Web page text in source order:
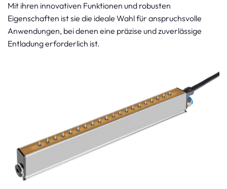
Mit ihren innovativen Funktionen und robusten
Eigenschaften ist sie die ideale Wahl für anspruchsvolle
Anwendungen, bei denen eine präzise und zuverlässige
Entladung erforderlich ist.